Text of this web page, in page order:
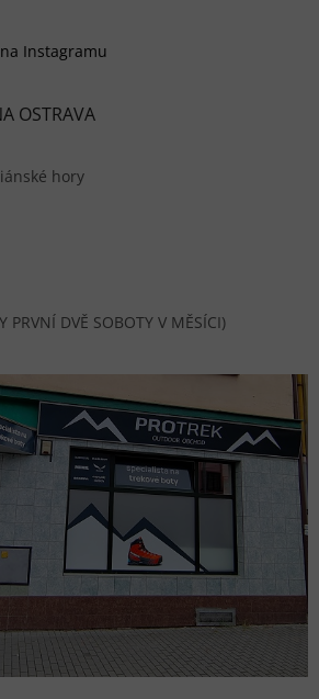
Instagramu
OSTRAVA
hory
PRVNÍ DVĚ SOBOTY V MĚSÍCI)